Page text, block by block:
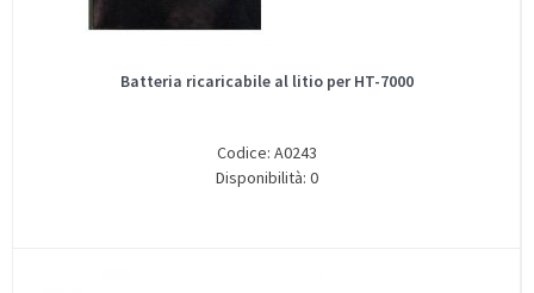
Batteria ricaricabile al litio per HT-7000
Codice: A0243
Disponibilità: 0